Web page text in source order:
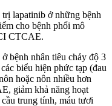
lapatinib ở những bệnh
cho bệnh phổi mô
CTCAE.
bệnh nhân tiêu chảy độ 3
biểu hiện phức tạp (đau
hoặc nôn nhiều hơn
giảm khả năng hoạt
trung tính, máu tươi